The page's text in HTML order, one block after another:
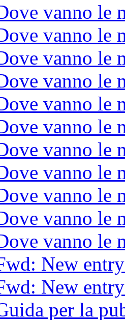
vanno le
vanno le
vanno le
vanno le
vanno le
vanno le
vanno le
vanno le
vanno le
vanno le
vanno le
New
New
per la